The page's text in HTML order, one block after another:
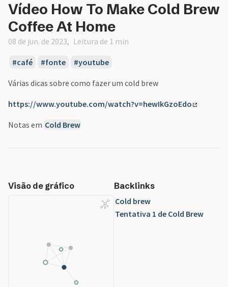
Vídeo How To Make Cold Brew
Coffee At Home
08 de jun. de 2023 Leitura de 1 min
café fonte youtube
Várias dicas sobre como fazer um cold brew
https://www.youtube.com/watch?v=hewIkGzoEdo
Notas em Cold Brew
Visão de gráfico
Backlinks
Cold brew
Tentativa 1 de Cold Brew